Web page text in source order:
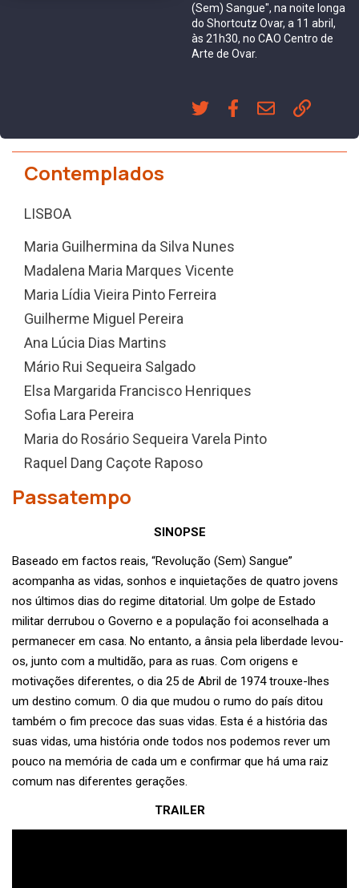
(Sem) Sangue", na noite longa
do Shortcutz Ovar, a 11 abril,
às 21h30, no CAO Centro de
Arte de Ovar.
Contemplados
LISBOA
Maria Guilhermina da Silva Nunes
Madalena Maria Marques Vicente
Maria Lídia Vieira Pinto Ferreira
Guilherme Miguel Pereira
Ana Lúcia Dias Martins
Mário Rui Sequeira Salgado
Elsa Margarida Francisco Henriques
Sofia Lara Pereira
Maria do Rosário Sequeira Varela Pinto
Raquel Dang Caçote Raposo
Passatempo
SINOPSE
Baseado em factos reais, “Revolução (Sem) Sangue”
acompanha as vidas, sonhos e inquietações de quatro jovens
nos últimos dias do regime ditatorial. Um golpe de Estado
militar derrubou o Governo e a população foi aconselhada a
permanecer em casa. No entanto, a ânsia pela liberdade levou-
os, junto com a multidão, para as ruas. Com origens e
motivações diferentes, o dia 25 de Abril de 1974 trouxe-lhes
um destino comum. O dia que mudou o rumo do país ditou
também o fim precoce das suas vidas. Esta é a história das
suas vidas, uma história onde todos nos podemos rever um
pouco na memória de cada um e confirmar que há uma raiz
comum nas diferentes gerações.
TRAILER